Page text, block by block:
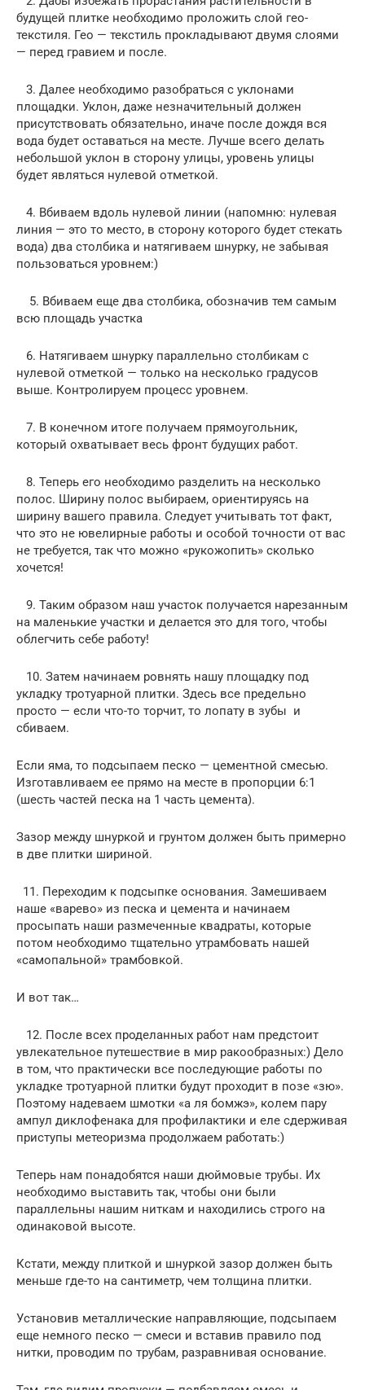
будущей плитке необходимо проложить слой гео-
текстиля. Гео — текстиль прокладывают двумя слоями
— перед гравием и после.
3. Далее необходимо разобраться с уклонами
площадки. Уклон, даже незначительный должен
присутствовать обязательно, иначе после дождя вся
вода будет оставаться на месте. Лучше всего делать
небольшой уклон в сторону улицы, уровень улицы
будет являться нулевой отметкой.
4. Вбиваем вдоль нулевой линии (напомню: нулевая
линия — это то место, в сторону которого будет стекать
вода) два столбика и натягиваем шнурку, не забывая
пользоваться уровнем:)
5. Вбиваем еще два столбика, обозначив тем самым
всю площадь участка
6. Натягиваем шнурку параллельно столбикам с
нулевой отметкой — только на несколько градусов
выше. Контролируем процесс уровнем.
7. В конечном итоге получаем прямоугольник,
который охватывает весь фронт будущих работ.
8. Теперь его необходимо разделить на несколько
полос. Ширину полос выбираем, ориентируясь на
ширину вашего правила. Следует учитывать тот факт,
что это не ювелирные работы и особой точности от вас
не требуется, так что можно «рукожопить» сколько
хочется!
9. Таким образом наш участок получается нарезанным
на маленькие участки и делается это для того, чтобы
облегчить себе работу!
10. Затем начинаем ровнять нашу площадку под
укладку тротуарной плитки. Здесь все предельно
просто — если что-то торчит, то лопату в зубы и
сбиваем.
Если яма, то подсыпаем песко — цементной смесью.
Изготавливаем ее прямо на месте в пропорции 6:1
(шесть частей песка на 1 часть цемента).
Зазор между шнуркой и грунтом должен быть примерно
в две плитки шириной.
11. Переходим к подсыпке основания. Замешиваем
наше «варево» из песка и цемента и начинаем
просыпать наши размеченные квадраты, которые
потом необходимо тщательно утрамбовать нашей
«самопальной» трамбовкой.
И вот так…
12. После всех проделанных работ нам предстоит
увлекательное путешествие в мир ракообразных:) Дело
в том, что практически все последующие работы по
укладке тротуарной плитки будут проходит в позе «зю».
Поэтому надеваем шмотки «а ля бомжэ», колем пару
ампул диклофенака для профилактики и еле сдерживая
приступы метеоризма продолжаем работать:)
Теперь нам понадобятся наши дюймовые трубы. Их
необходимо выставить так, чтобы они были
параллельны нашим ниткам и находились строго на
одинаковой высоте.
Кстати, между плиткой и шнуркой зазор должен быть
меньше где-то на сантиметр, чем толщина плитки.
Установив металлические направляющие, подсыпаем
еще немного песко — смеси и вставив правило под
нитки, проводим по трубам, разравнивая основание.